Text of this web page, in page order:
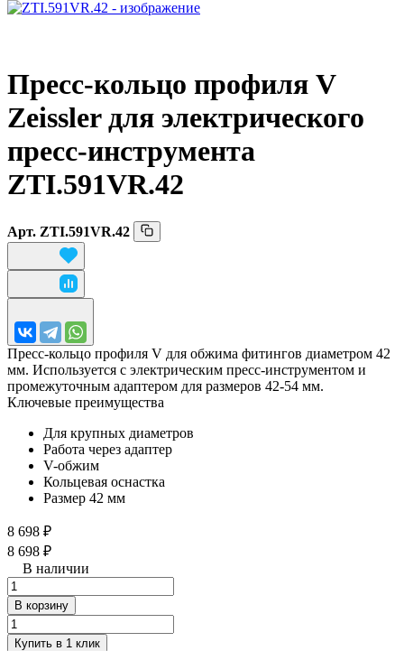
Пресс-кольцо профиля V
Zeissler для электрического
пресс-инструмента
ZTI.591VR.42
Арт. ZTI.591VR.42
Пресс-кольцо профиля V для обжима фитингов диаметром 42
мм. Используется с электрическим пресс-инструментом и
промежуточным адаптером для размеров 42-54 мм.
Ключевые преимущества
Для крупных диаметров
Работа через адаптер
V-обжим
Кольцевая оснастка
Размер 42 мм
8 698 ₽
8 698 ₽
В наличии
В корзину
Купить в 1 клик